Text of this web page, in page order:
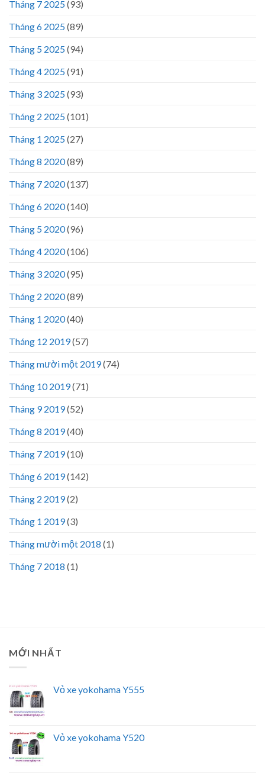
Tháng 7 2025(93)
Tháng 6 2025(89)
Tháng 5 2025(94)
Tháng 4 2025(91)
Tháng 3 2025(93)
Tháng 2 2025(101)
Tháng 1 2025(27)
Tháng 8 2020(89)
Tháng 7 2020(137)
Tháng 6 2020(140)
Tháng 5 2020(96)
Tháng 4 2020(106)
Tháng 3 2020(95)
Tháng 2 2020(89)
Tháng 1 2020(40)
Tháng 12 2019(57)
Tháng mười một 2019(74)
Tháng 10 2019(71)
Tháng 9 2019(52)
Tháng 8 2019(40)
Tháng 7 2019(10)
Tháng 6 2019(142)
Tháng 2 2019(2)
Tháng 1 2019(3)
Tháng mười một 2018 (1)
Tháng 7 2018 (1)
MỚI NHẤT
Vỏ xe yokohama Y555
Vỏ xe yokohama Y520